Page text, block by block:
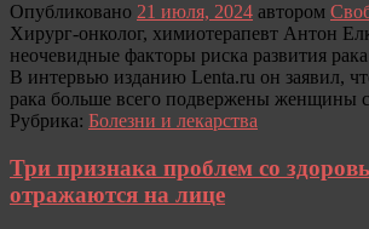
Опубликовано 21 июля, 2024 автором
Хирург-онколог, химиотерапевт Антон
неочевидные факторы риска развития
В интервью изданию Lenta.ru он заявил,
рака больше всего подвержены женщины
Рубрика: Болезни и лекарства
Три признака проблем со
отражаются на лице